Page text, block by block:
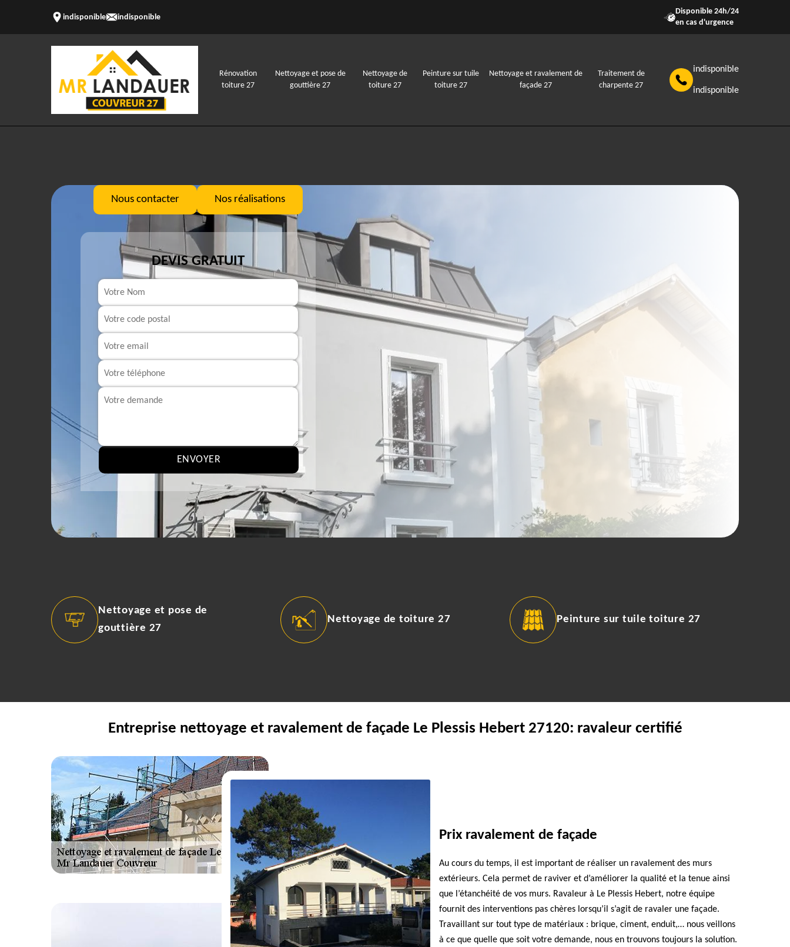
indisponible indisponible
Disponible 24h/24
en cas d'urgence
Rénovation
toiture 27
Nettoyage et pose de
gouttière 27
Nettoyage de
toiture 27
Peinture sur tuile
toiture 27
Nettoyage et ravalement de
façade 27
Traitement de
charpente 27
indisponible
indisponible
Nous contacter Nos réalisations
DEVIS GRATUIT
Nettoyage et pose de
gouttière 27
Nettoyage de toiture 27 Peinture sur tuile toiture 27
Entreprise nettoyage et ravalement de façade Le Plessis Hebert 27120: ravaleur certifié
Prix ravalement de façade
Au cours du temps, il est important de réaliser un ravalement des murs
extérieurs. Cela permet de raviver et d’améliorer la qualité et la tenue ainsi
que l’étanchéité de vos murs. Ravaleur à Le Plessis Hebert, notre équipe
fournit des interventions pas chères lorsqu’il s’agit de ravaler une façade.
Travaillant sur tout type de matériaux : brique, ciment, enduit,… nous veillons
à ce que quelle que soit votre demande, nous en trouvons toujours la solution.